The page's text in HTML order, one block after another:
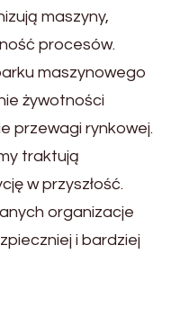
maszyny,
procesów.
maszynowego
żywotności
przewagi rynkowej.
traktują
w przyszłość.
organizacje
i bardziej